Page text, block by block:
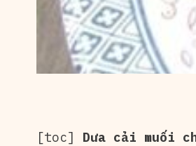
[toc] Dưa cải muối